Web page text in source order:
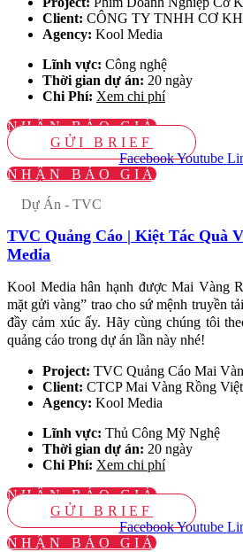
Client: CÔNG TY TNHH CƠ
Agency: Kool Media
Lĩnh vực: Công nghệ
Thời gian dự án: 20 ngày
Chi Phí: Xem chi phí
NHẬN BÁO GIÁ
GỬI BRIEF
FacebookYoutube
NHẬN BÁO GIÁ
Dự Án - TVC
TVC Quảng Cáo | Kiệt Tác Quà
Media
Kool Media hân hạnh được Mai Vàng
mặt gửi vàng” trao cho sứ mệnh truyền
đầy cảm xúc ấy. Hãy cùng chúng tôi
quảng cáo trong dự án lần này nhé!
Project: TVC Quảng Cáo Mai
Client: CTCP Mai Vàng Rồng Việt
Agency: Kool Media
Lĩnh vực: Thủ Công Mỹ Nghệ
Thời gian dự án: 20 ngày
Chi Phí: Xem chi phí
NHẬN BÁO GIÁ
GỬI BRIEF
FacebookYoutube
NHẬN BÁO GIÁ